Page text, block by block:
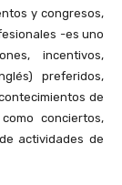
y congresos,
-es uno
incentivos,
preferidos,
de
conciertos,
actividades de